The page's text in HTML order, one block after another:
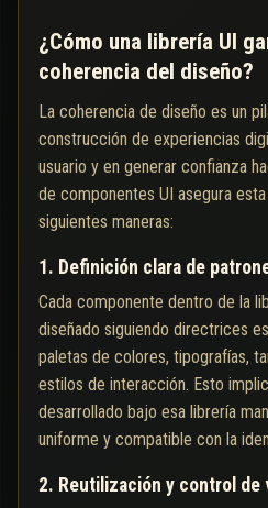
¿Cómo una librería UI
coherencia del diseño?
La coherencia de diseño es un
construcción de experiencias
usuario y en generar confianza
de componentes UI asegura
siguientes maneras:
1. Definición clara de
Cada componente dentro de la
diseñado siguiendo directrices
paletas de colores, tipografías,
estilos de interacción. Esto
desarrollado bajo esa librería
uniforme y compatible con la
2. Reutilización y control de